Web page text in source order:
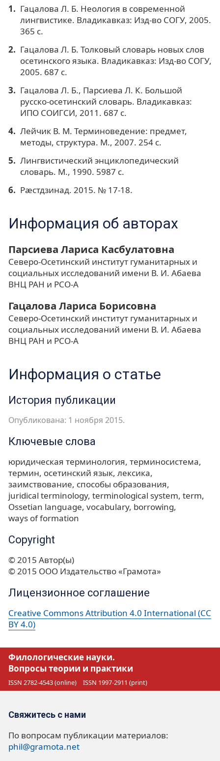
Гацалова Л. Б. Неология в современной
лингвистике. Владикавказ: Изд-во СОГУ, 2005.
365 с.
Гацалова Л. Б. Толковый словарь новых слов
осетинского языка. Владикавказ: Изд-во СОГУ,
2005. 687 с.
Гацалова Л. Б., Парсиева Л. К. Большой
русско-осетинский словарь. Владикавказ:
ИПО СОИГСИ, 2011. 687 c.
Лейчик В. М. Терминоведение: предмет,
методы, структура. М., 2007. 254 с.
Лингвистический энциклопедический
словарь. М., 1990. 5987 с.
Рæстдзинад. 2015. № 17-18.
Информация об авторах
Парсиева Лариса Касбулатовна
Северо-Осетинский институт гуманитарных и
социальных исследований имени В. И. Абаева
ВНЦ РАН и РСО-А
Гацалова Лариса Борисовна
Северо-Осетинский институт гуманитарных и
социальных исследований имени В. И. Абаева
ВНЦ РАН и РСО-А
Информация о статье
История публикации
Опубликована: 1 ноября 2015.
Ключевые слова
юридическая терминология терминосистема
термин осетинский язык лексика
заимствование способы образования
juridical terminology terminological system term
Ossetian language vocabulary borrowing
ways of formation
Copyright
© 2015 Автор(ы)
© 2015 ООО Издательство «Грамота»
Лицензионное соглашение
Creative Commons Attribution 4.0 International (CC
BY 4.0)
Филологические науки.
Вопросы теории и практики
ISSN 2782-4543 (online) ISSN 1997-2911 (print)
Свяжитесь с нами
По вопросам публикации материалов:
phil@gramota.net